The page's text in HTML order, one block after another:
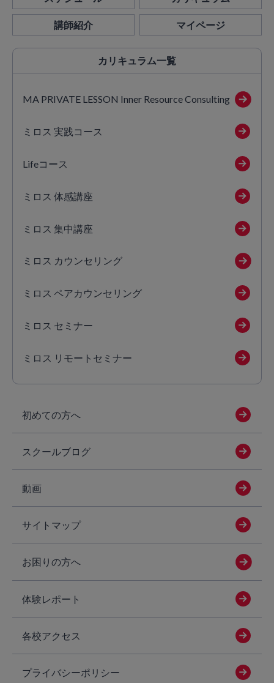
講師紹介 マイページ
カリキュラム一覧
MA PRIVATE LESSON Inner Resource Consulting
ミロス 実践コース
Lifeコース
ミロス 体感講座
ミロス 集中講座
ミロス カウンセリング
ミロス ペアカウンセリング
ミロス セミナー
ミロス リモートセミナー
初めての方へ
スクールブログ
動画
サイトマップ
お困りの方へ
体験レポート
各校アクセス
プライバシーポリシー